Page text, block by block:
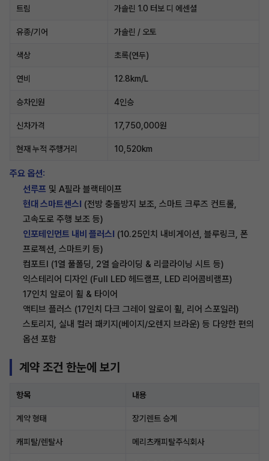
트림 가솔린 1.0 터보 디 에센셜
유종/기어 가솔린 / 오토
색상 초록(연두)
연비 12.8km/L
승차인원 4인승
신차가격 17,750,000원
현재 누적 주행거리 10,520km
주요 옵션:
선루프 및 A필라 블랙테이프
현대 스마트센스Ⅰ (전방 충돌방지 보조, 스마트 크루즈 컨트롤,
고속도로 주행 보조 등)
인포테인먼트 내비 플러스Ⅰ (10.25인치 내비게이션, 블루링크, 폰
프로젝션, 스마트키 등)
컴포트Ⅰ (1열 풀폴딩, 2열 슬라이딩 & 리클라이닝 시트 등)
익스테리어 디자인 (Full LED 헤드램프, LED 리어콤비램프)
17인치 알로이 휠 & 타이어
액티브 플러스 (17인치 다크 그레이 알로이 휠, 리어 스포일러)
스토리지, 실내 컬러 패키지(베이지/오렌지 브라운) 등 다양한 편의
옵션 포함
계약 조건 한눈에 보기
항목 내용
계약 형태 장기렌트 승계
캐피탈/렌탈사 메리츠캐피탈주식회사